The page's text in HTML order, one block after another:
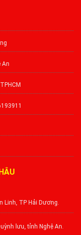
An
Linh, TP Hải Dương.
lưu, tỉnh Nghệ An.